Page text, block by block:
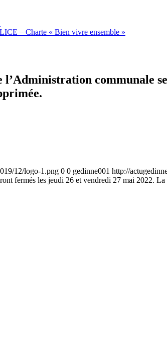
– Charte « Bien vivre ensemble »
l’Administration communale
12/logo-1.png 0 0 gedinne001 http://
fermés les jeudi 26 et vendredi 27 mai 2022.